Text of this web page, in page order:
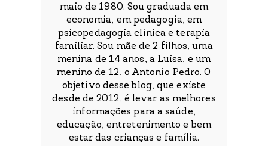
maio de 1980. Sou graduada em
economia, em pedagogia, em
psicopedagogia clínica e terapia
familiar. Sou mãe de 2 filhos, uma
menina de 14 anos, a Luisa, e um
menino de 12, o Antonio Pedro. O
objetivo desse blog, que existe
desde de 2012, é levar as melhores
informações para a saúde,
educação, entretenimento e bem
estar das crianças e família.